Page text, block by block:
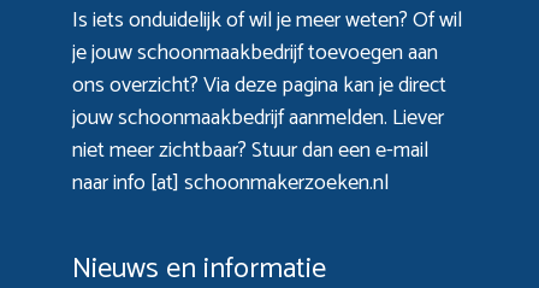
Is iets onduidelijk of wil je meer weten? Of wil
je jouw schoonmaakbedrijf toevoegen aan
ons overzicht? Viadeze paginakan je direct
jouw schoonmaakbedrijf aanmelden. Liever
niet meer zichtbaar? Stuur dan een e-mail
naar info [at] schoonmakerzoeken.nl
Nieuws en informatie